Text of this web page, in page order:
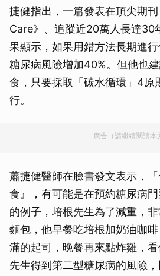
捷健指出，一篇發表在頂尖期
Care》、追蹤近20萬人長達30
果顯示，如果用錯方法長期進
糖尿病風險增加40%。但他也
食，只要採取「碳水循環」4原
行。
廣告（請繼續閱讀本
蕭捷健醫師在臉書發文表示，
食』，有可能是在預約糖尿病
的例子，培根先生為了減重，非
麵包，他早餐吃培根加奶油咖
滿的起司，晚餐再來點炸雞，
先生得到第二型糖尿病的風險